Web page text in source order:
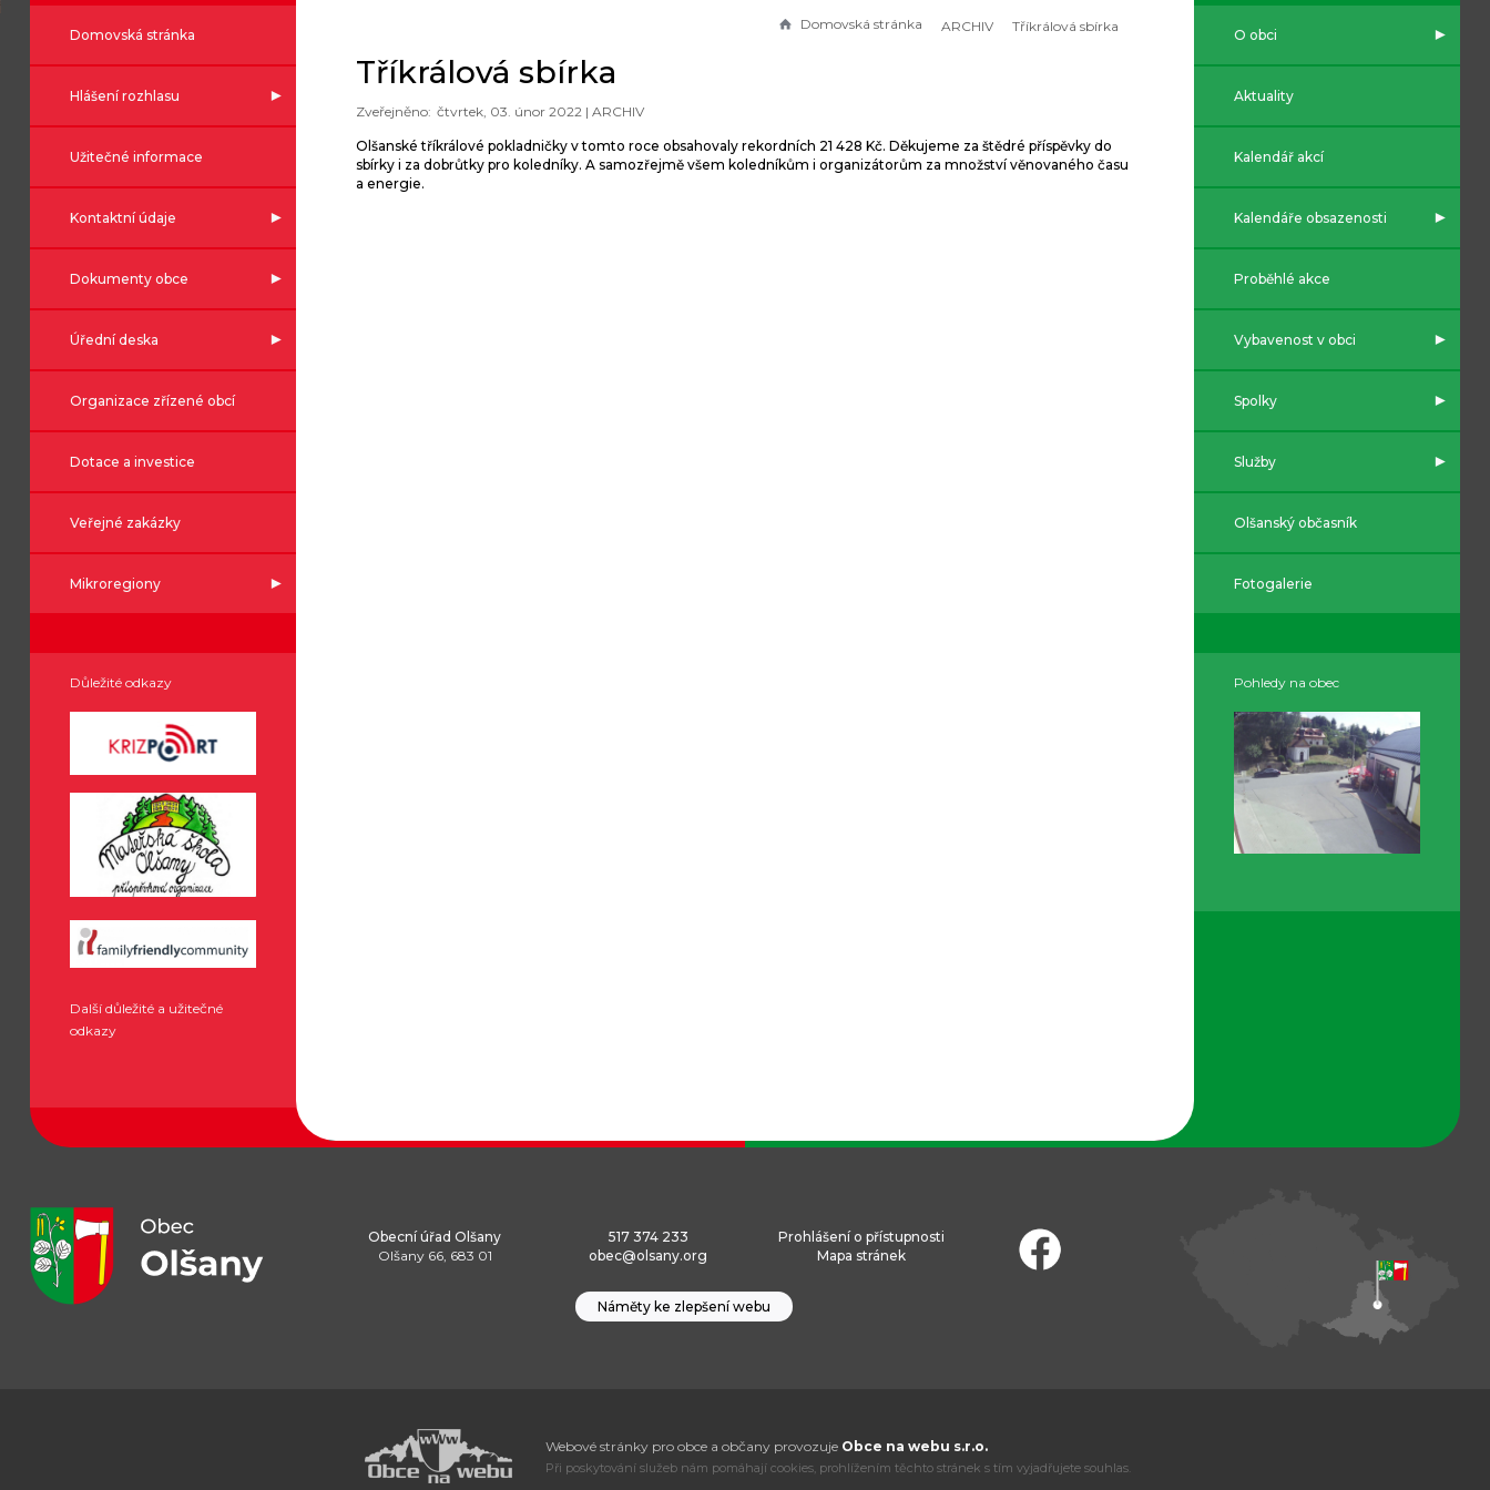
Domovská stránka
Hlášení rozhlasu
Užitečné informace
Kontaktní údaje
Dokumenty obce
Úřední deska
Organizace zřízené obcí
Dotace a investice
Veřejné zakázky
Mikroregiony
Důležité odkazy
Další důležité a užitečné
odkazy
Domovská stránka ARCHIV Tříkrálová sbírka
Tříkrálová sbírka
čtvrtek, 03. únor 2022 | ARCHIV
Olšanské tříkrálové pokladničky v tomto roce obsahovaly rekordních 21 428 Kč. Děkujeme za štědré příspěvky do
sbírky i za dobrůtky pro koledníky. A samozřejmě všem koledníkům i organizátorům za množství věnovaného času
a energie.
O obci
Aktuality
Kalendář akcí
Kalendáře obsazenosti
Proběhlé akce
Vybavenost v obci
Spolky
Služby
Olšanský občasník
Fotogalerie
Pohledy na obec
Obecní úřad Olšany
Olšany 66, 683 01
517 374 233
obec@olsany.org
Prohlášení o přístupnosti
Mapa stránek
Náměty ke zlepšení webu
Webové stránky pro obce a občany provozuje Obce na webu s.r.o.
Při poskytování služeb nám pomáhají cookies, prohlížením těchto stránek s tím vyjadřujete souhlas.